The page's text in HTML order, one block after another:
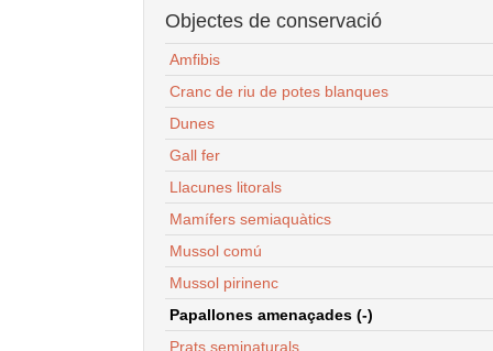
Objectes de conservació
Amfibis
Cranc de riu de potes blanques
Dunes
Gall fer
Llacunes litorals
Mamífers semiaquàtics
Mussol comú
Mussol pirinenc
Papallones amenaçades (-)
Prats seminaturals